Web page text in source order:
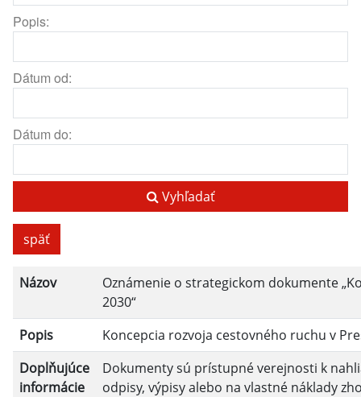
Popis:
Dátum od:
Dátum do:
Vyhľadať
späť
Názov
Oznámenie o strategickom dokumente
2030“
Popis
Koncepcia rozvoja cestovného ruchu v
Doplňujúce
informácie
Dokumenty sú prístupné verejnosti k
odpisy, výpisy alebo na vlastné náklady